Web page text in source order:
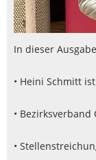
In dieser
• Heini Schmitt
•
•